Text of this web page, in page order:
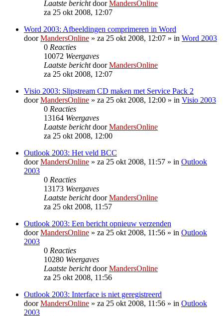
Laatste berichtdoorMandersOnline
za 25 okt 2008, 12:07
Word 2003: Afbeeldingen comprimeren in Word
doorMandersOnline » za 25 okt 2008, 12:07 » in Word 2003
0 Reacties
10072 Weergaves
Laatste berichtdoorMandersOnline
za 25 okt 2008, 12:07
Visio 2003: Slipstream CD maken met Service Pack 2
doorMandersOnline » za 25 okt 2008, 12:00 » in Visio 2003
0 Reacties
13164 Weergaves
Laatste berichtdoorMandersOnline
za 25 okt 2008, 12:00
Outlook 2003: Het veld BCC
doorMandersOnline » za 25 okt 2008, 11:57 » in Outlook
2003
0 Reacties
13173 Weergaves
Laatste berichtdoorMandersOnline
za 25 okt 2008, 11:57
Outlook 2003: Een bericht opnieuw verzenden
doorMandersOnline » za 25 okt 2008, 11:56 » in Outlook
2003
0 Reacties
10280 Weergaves
Laatste berichtdoorMandersOnline
za 25 okt 2008, 11:56
Outlook 2003: Interface is niet geregistreerd
doorMandersOnline » za 25 okt 2008, 11:56 » in Outlook
2003